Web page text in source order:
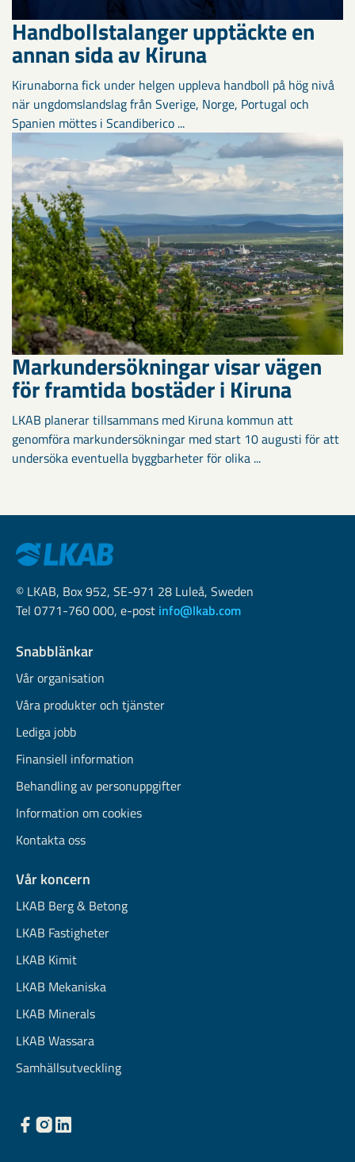
Handbollstalanger upptäckte en
annan sida av Kiruna
Kirunaborna fick under helgen uppleva handboll på hög nivå
när ungdomslandslag från Sverige, Norge, Portugal och
Spanien möttes i Scandiberico ...
Markundersökningar visar vägen
för framtida bostäder i Kiruna
LKAB planerar tillsammans med Kiruna kommun att
genomföra markundersökningar med start 10 augusti för att
undersöka eventuella byggbarheter för olika ...
© LKAB, Box 952, SE-971 28 Luleå, Sweden
Tel 0771-760 000, e-post info@lkab.com
Snabblänkar
Vår organisation
Våra produkter och tjänster
Lediga jobb
Finansiell information
Behandling av personuppgifter
Information om cookies
Kontakta oss
Vår koncern
LKAB Berg & Betong
LKAB Fastigheter
LKAB Kimit
LKAB Mekaniska
LKAB Minerals
LKAB Wassara
Samhällsutveckling